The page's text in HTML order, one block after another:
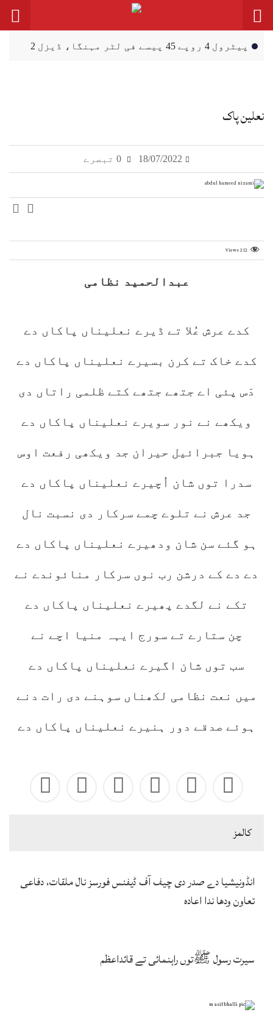
پیٹرول 4 روپے 45 پیسے فی لٹر مہنگا، ڈیزل 2
اینٹی پرسنل مائن (بارودی سرنگ) برآمد
پربندھ (گڈ گورننس) لئی فنکشنل مسلم لیگ وی
نویں صوبیاں دی حامی اے
نعلین پاک
18/07/2022
Views212
عبدالحمید نظامی
کدے عرش عُلا تے ڈیرے نعلیناں پاکاں دے
کدے خاک تے کرن بسیرے نعلیناں پاکاں دے
دَس پئی اے جتھے جتھے کتے ظلمی راتاں دی
ویکھے نے نور سویرے نعلیناں پاکاں دے
ہویا جبرائیل حیران جد ویکھی رفعت اوس
سدرا توں شان اُچیرے نعلیناں پاکاں دے
جد عرش نے تلوے چمے سرکار دی نسبت نال
ہو گئے سن شان ودھیرے نعلیناں پاکاں دے
دے دے کے درشن رب نوں سرکار منائوندے نے
تکے نے لگدے پھیرے نعلیناں پاکاں دے
چن ستارے تے سورج ایہہ منیا اچے نے
سب توں شان اگیرے نعلیناں پاکاں دے
میں نعت نظامی لکھناں سوہنے دی رات دنے
ہوئے صدقے دور ہنیرے نعلیناں پاکاں دے
كالمز
انڈونیشیا دے صدر دی چیف آف ڈیفنس فورسز نال ملقات، دفاعی
تعاون ودھا ندا اعادہ
سیرت رسول ﷺتوں راہنمائی تے قائداعظم